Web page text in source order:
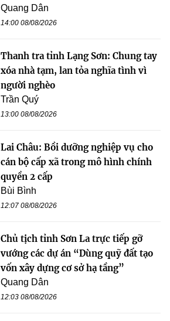
Quang Dân
14:00 08/08/2026
Thanh tra tỉnh Lạng Sơn: Chung tay
xóa nhà tạm, lan tỏa nghĩa tình vì
người nghèo
Trần Quý
13:00 08/08/2026
Lai Châu: Bồi dưỡng nghiệp vụ cho
cán bộ cấp xã trong mô hình chính
quyền 2 cấp
Bùi Bình
12:07 08/08/2026
Chủ tịch tỉnh Sơn La trực tiếp gỡ
vướng các dự án “Dùng quỹ đất tạo
vốn xây dựng cơ sở hạ tầng”
Quang Dân
12:03 08/08/2026